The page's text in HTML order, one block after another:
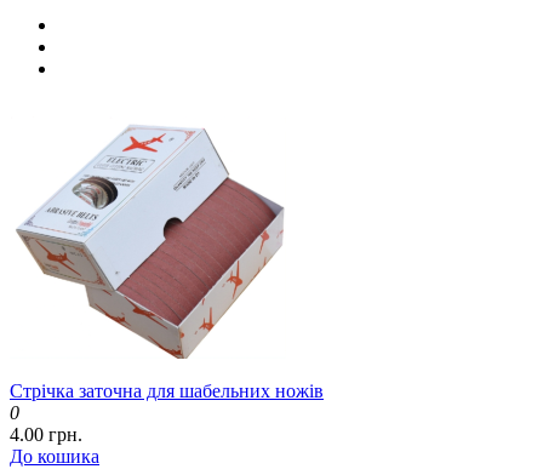
Стрічка заточна для шабельних ножів
0
4.00 грн.
До кошика